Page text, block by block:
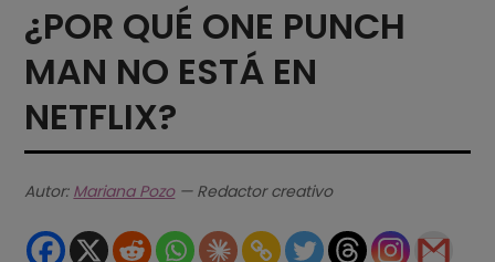
¿POR QUÉ ONE PUNCH
MAN NO ESTÁ EN
NETFLIX?
Autor: Mariana Pozo— Redactor creativo